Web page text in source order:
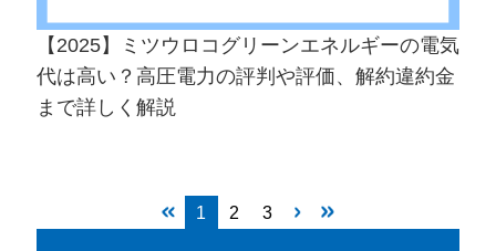
【2025】ミツウロコグリーンエネルギーの電気
代は高い？高圧電力の評判や評価、解約違約金
まで詳しく解説
1 2 3